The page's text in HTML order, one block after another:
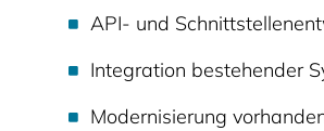
API- und
Integration bestehender
Modernisierung